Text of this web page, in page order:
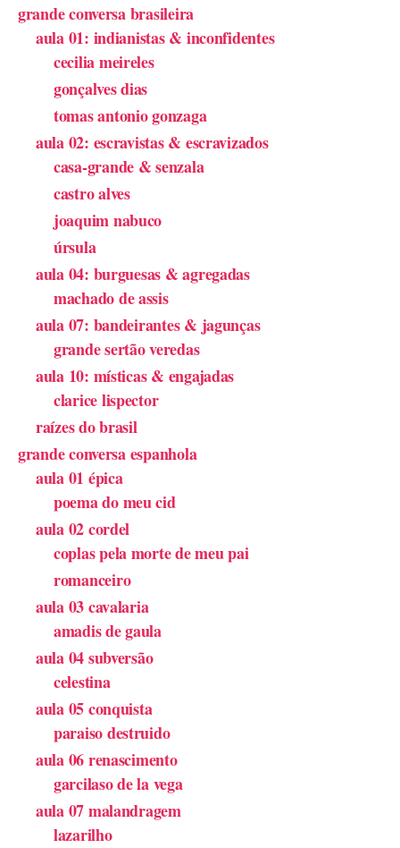
grande conversa brasileira
aula 01: indianistas & inconfidentes
cecilia meireles
gonçalves dias
tomas antonio gonzaga
aula 02: escravistas & escravizados
casa-grande & senzala
castro alves
joaquim nabuco
úrsula
aula 04: burguesas & agregadas
machado de assis
aula 07: bandeirantes & jagunças
grande sertão veredas
aula 10: místicas & engajadas
clarice lispector
raízes do brasil
grande conversa espanhola
aula 01 épica
poema do meu cid
aula 02 cordel
coplas pela morte de meu pai
romanceiro
aula 03 cavalaria
amadis de gaula
aula 04 subversão
celestina
aula 05 conquista
paraiso destruido
aula 06 renascimento
garcilaso de la vega
aula 07 malandragem
lazarilho